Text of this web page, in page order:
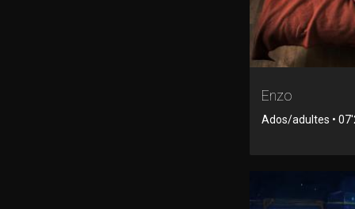
Enzo
Ados/adultes •